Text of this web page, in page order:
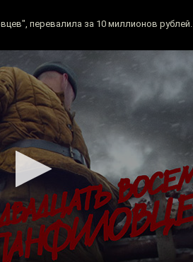
перевалила за 10 миллионов рублей.